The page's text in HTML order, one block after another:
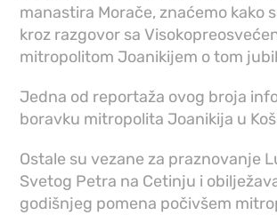
manastira Morače, znaćemo kako
kroz razgovor sa
mitropolitom Joanikijem o tom
Jedna od reportaža ovog broja
boravku mitropolita Joanikija u
Ostale su vezane za praznovanje
Svetog Petra na Cetinju i
godišnjeg pomena počivšem